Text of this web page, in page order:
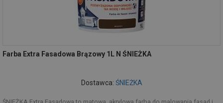
Farba Extra Fasadowa Brązowy 1L N ŚNIEŻKA
Dostawca: ŚNIEŻKA